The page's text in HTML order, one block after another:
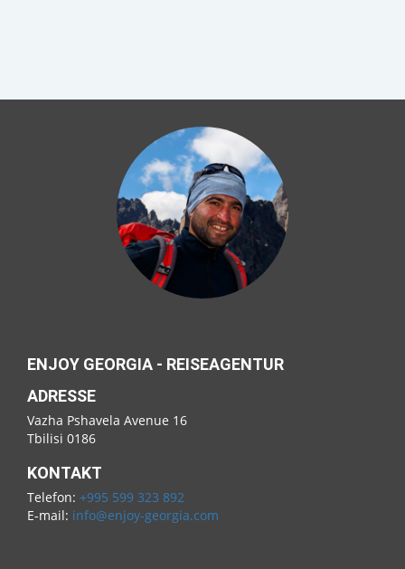
ENJOY GEORGIA - REISEAGENTUR
ADRESSE
Vazha Pshavela Avenue 16
Tbilisi 0186
KONTAKT
Telefon: +995 599 323 892
E-mail: info@enjoy-georgia.com